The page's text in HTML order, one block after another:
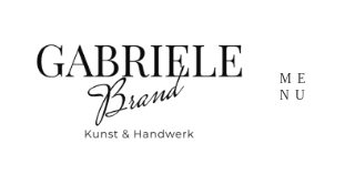
ME
NU